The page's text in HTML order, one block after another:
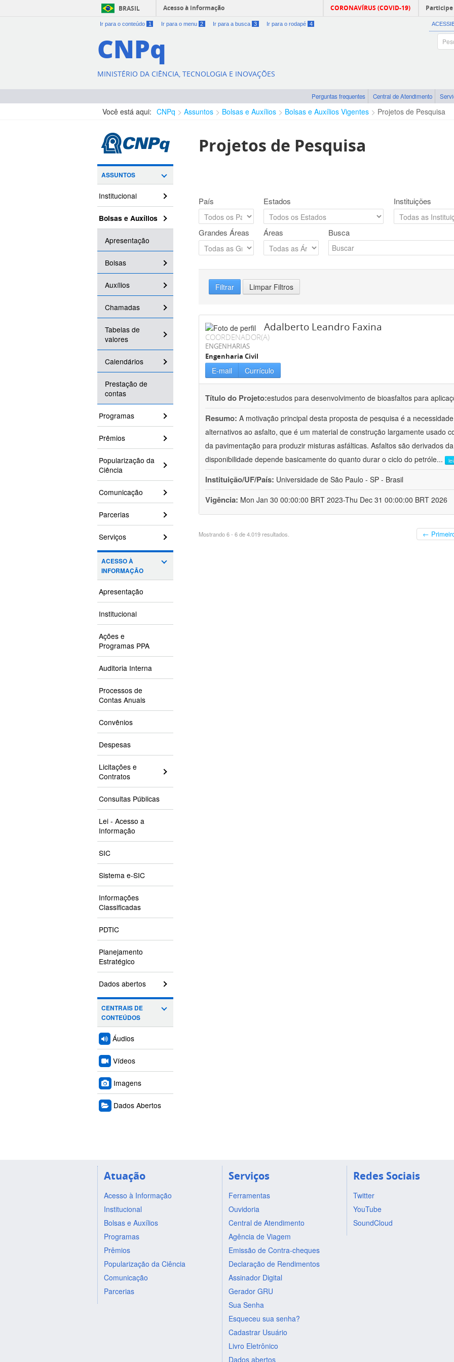
BRASIL Acesso à informação CORONAVÍRUS (COVID-19) Participe
Ir para o conteúdo 1 Ir para o menu 2 Ir para a busca 3 Ir para o rodapé 4
CNPq
MINISTÉRIO DA CIÊNCIA, TECNOLOGIA E INOVAÇÕES
Perguntas frequentes Central de Atendimento
Você está aqui: CNPq Assuntos Bolsas e Auxílios Bolsas e Auxílios Vigentes Projetos de Pesquisa
ASSUNTOS
Institucional
Bolsas e Auxílios
Apresentação
Bolsas
Auxílios
Chamadas
Tabelas de
valores
Calendários
Prestação de
contas
Programas
Prêmios
Popularização da
Ciência
Comunicação
Parcerias
Serviços
ACESSO À
INFORMAÇÃO
Apresentação
Institucional
Ações e
Programas PPA
Auditoria Interna
Processos de
Contas Anuais
Convênios
Despesas
Licitações e
Contratos
Consultas Públicas
Lei - Acesso a
Informação
SIC
Sistema e-SIC
Informações
Classificadas
PDTIC
Planejamento
Estratégico
Dados abertos
CENTRAIS DE
CONTEÚDOS
Áudios
Vídeos
Imagens
Dados Abertos
Projetos de Pesquisa
País Estados Instituições
Grandes Áreas Áreas Busca
Filtrar Limpar Filtros
Adalberto Leandro Faxina
COORDENADOR(A)
ENGENHARIAS
Engenharia Civil
E-mail Currículo
Título do Projeto:estudos para desenvolvimento de bioasfaltos para
Resumo: A motivação principal desta proposta de pesquisa é a
alternativos ao asfalto, que é um material de construção largamente usado
da pavimentação para produzir misturas asfálticas. Asfaltos são derivados
disponibilidade depende basicamente do quanto durar o ciclo do petróle...
Instituição/UF/País: Universidade de São Paulo - SP - Brasil
Vigência: Mon Jan 30 00:00:00 BRT 2023-Thu Dec 31 00:00:00 BRT 2026
Mostrando 6 - 6 de 4.019 resultados. ←
Atuação
Acesso à Informação
Institucional
Bolsas e Auxílios
Programas
Prêmios
Popularização da Ciência
Comunicação
Parcerias
Serviços
Ferramentas
Ouvidoria
Central de Atendimento
Agência de Viagem
Emissão de Contra-cheques
Declaração de Rendimentos
Assinador Digital
Gerador GRU
Sua Senha
Esqueceu sua senha?
Cadastrar Usuário
Livro Eletrônico
Dados abertos
Redes Sociais
Twitter
YouTube
SoundCloud